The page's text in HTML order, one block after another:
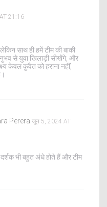
21:16
साथ ही हमें टीम की बाकी
से युवा खिलाड़ी सीखेंगे, और
केवल कुवैत को हराना नहीं,
Perera जून 5, 2024 AT
दर्शक भी बहुत अंधे होते हैं और टीम